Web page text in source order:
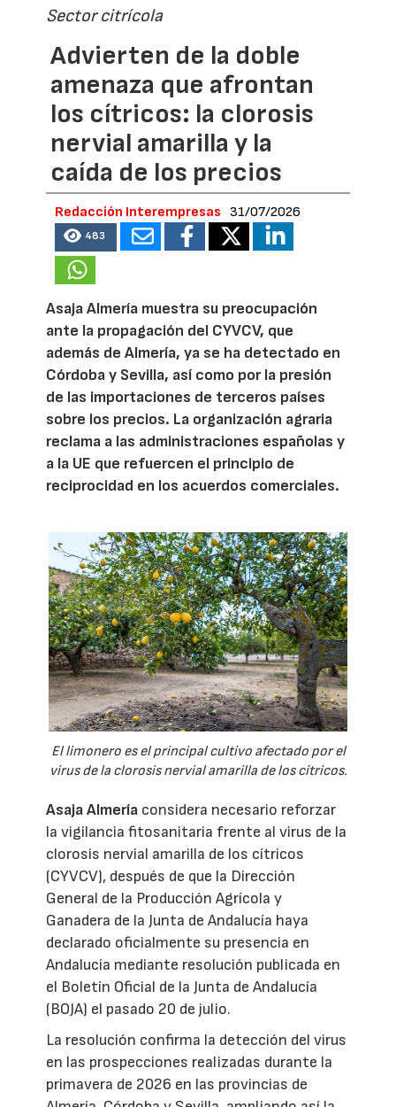
Sector citrícola
Advierten de la doble
amenaza que afrontan
los cítricos: la clorosis
nervial amarilla y la
caída de los precios
Redacción Interempresas 31/07/2026
483
Asaja Almería muestra su preocupación
ante la propagación del CYVCV, que
además de Almería, ya se ha detectado en
Córdoba y Sevilla, así como por la presión
de las importaciones de terceros países
sobre los precios. La organización agraria
reclama a las administraciones españolas y
a la UE que refuercen el principio de
reciprocidad en los acuerdos comerciales.
El limonero es el principal cultivo afectado por el
virus de la clorosis nervial amarilla de los cítricos.
Asaja Almería considera necesario reforzar
la vigilancia fitosanitaria frente al virus de la
clorosis nervial amarilla de los cítricos
(CYVCV), después de que la Dirección
General de la Producción Agrícola y
Ganadera de la Junta de Andalucía haya
declarado oficialmente su presencia en
Andalucía mediante resolución publicada en
el Boletín Oficial de la Junta de Andalucía
(BOJA) el pasado 20 de julio.
La resolución confirma la detección del virus
en las prospecciones realizadas durante la
primavera de 2026 en las provincias de